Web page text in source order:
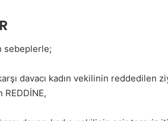
sebeplerle;
davacı kadın vekilinin reddedilen
REDDİNE,